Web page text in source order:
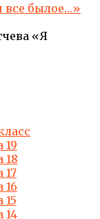
все былое…»
«Я
19
18
17
16
15
14